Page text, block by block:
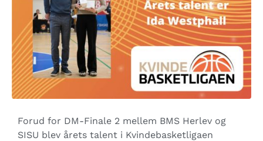
Forud for DM-Finale 2 mellem BMS Herlev og
SISU blev årets talent i Kvindebasketligaen